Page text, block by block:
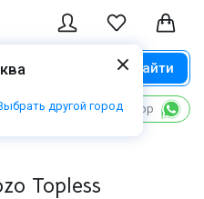
другой город
Найти
Написать в WhatsApp
Topless